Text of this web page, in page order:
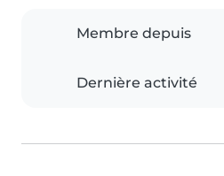
Membre depuis
Dernière activité